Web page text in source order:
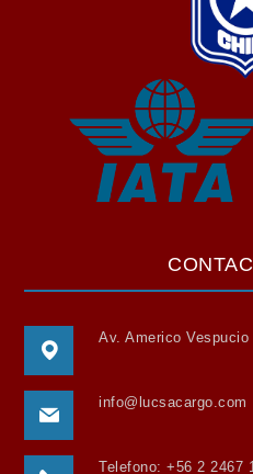
Av. Americo Vespucio
info@lucsacargo.com
Telefono: +56 2 2467